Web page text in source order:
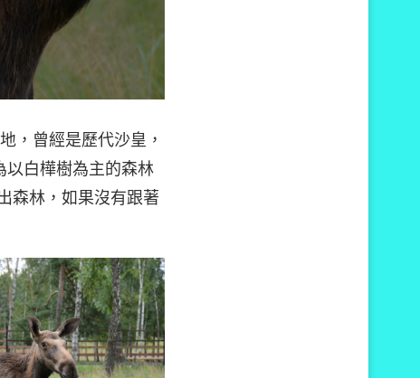
，曾經是歷代沙皇，
以白樺樹為主的森林
森林，如果沒有跟著